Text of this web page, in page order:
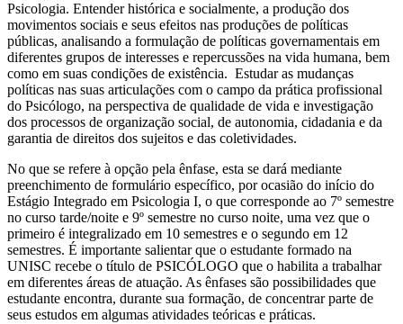
Psicologia. Entender histórica e socialmente, a produção dos
movimentos sociais e seus efeitos nas produções de políticas
públicas, analisando a formulação de políticas governamentais em
diferentes grupos de interesses e repercussões na vida humana, bem
como em suas condições de existência. Estudar as mudanças
políticas nas suas articulações com o campo da prática profissional
do Psicólogo, na perspectiva de qualidade de vida e investigação
dos processos de organização social, de autonomia, cidadania e da
garantia de direitos dos sujeitos e das coletividades.
No que se refere à opção pela ênfase, esta se dará mediante
preenchimento de formulário específico, por ocasião do início do
Estágio Integrado em Psicologia I, o que corresponde ao 7º semestre
no curso tarde/noite e 9º semestre no curso noite, uma vez que o
primeiro é integralizado em 10 semestres e o segundo em 12
semestres. É importante salientar que o estudante formado na
UNISC recebe o título de PSICÓLOGO que o habilita a trabalhar
em diferentes áreas de atuação. As ênfases são possibilidades que
estudante encontra, durante sua formação, de concentrar parte de
seus estudos em algumas atividades teóricas e práticas.